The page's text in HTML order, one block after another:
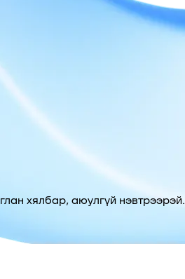
хялбар, аюулгүй нэвтрээрэй.